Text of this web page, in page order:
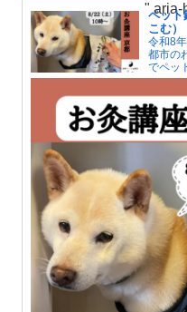
ペット
こむ）
令和8
都市の
でペッ
す。夏
自律神
して冷
" aria-